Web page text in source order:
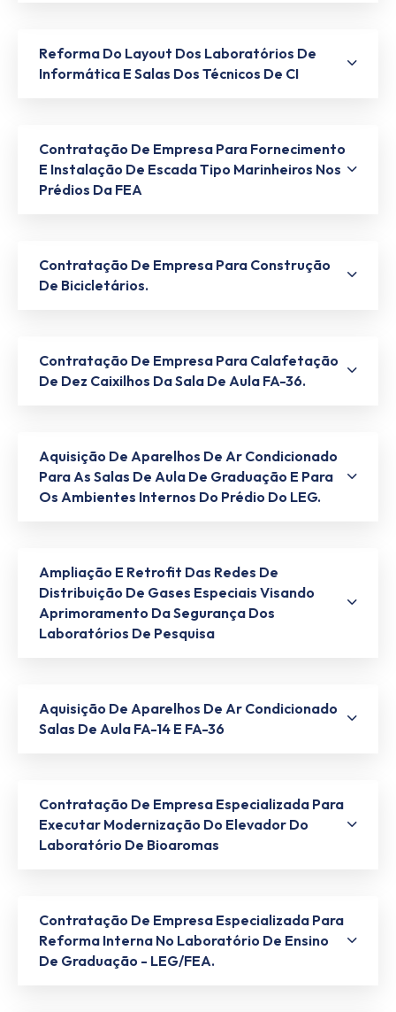
Reforma Do Layout Dos Laboratórios De
Informática E Salas Dos Técnicos De CI
Contratação De Empresa Para Fornecimento
E Instalação De Escada Tipo Marinheiros Nos
Prédios Da FEA
Contratação De Empresa Para Construção
De Bicicletários.
Contratação De Empresa Para Calafetação
De Dez Caixilhos Da Sala De Aula FA-36.
Aquisição De Aparelhos De Ar Condicionado
Para As Salas De Aula De Graduação E Para
Os Ambientes Internos Do Prédio Do LEG.
Ampliação E Retrofit Das Redes De
Distribuição De Gases Especiais Visando
Aprimoramento Da Segurança Dos
Laboratórios De Pesquisa
Aquisição De Aparelhos De Ar Condicionado
Salas De Aula FA-14 E FA-36
Contratação De Empresa Especializada Para
Executar Modernização Do Elevador Do
Laboratório De Bioaromas
Contratação De Empresa Especializada Para
Reforma Interna No Laboratório De Ensino
De Graduação - LEG/FEA.